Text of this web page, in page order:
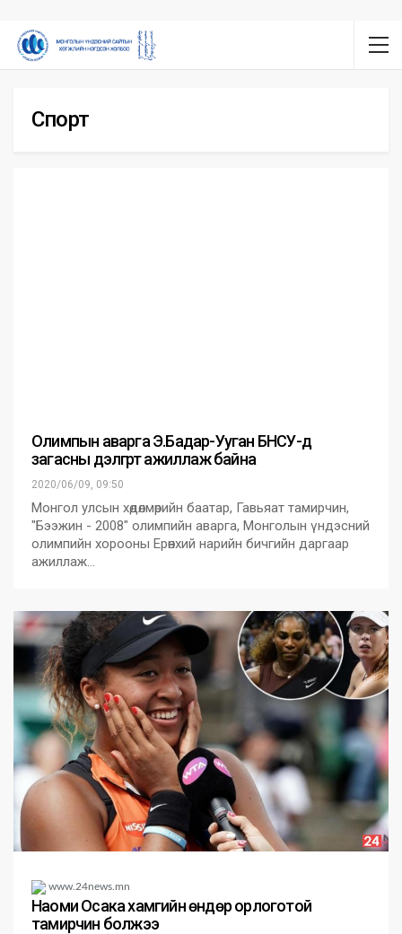
Спорт
Олимпын аварга Э.Бадар-Ууган БНСУ-д
загасны дэлгүүрт ажиллаж байна
2020/06/09, 09:50
Монгол улсын хөдөлмөрийн баатар, Гавьяат тамирчин,
"Бээжин - 2008" олимпийн аварга, Монголын үндэсний
олимпийн хорооны Ерөнхий нарийн бичгийн даргаар
ажиллаж…
www.24news.mn
Наоми Осака хамгийн өндөр орлоготой
тамирчин болжээ